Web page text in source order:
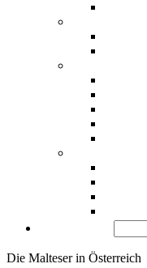
Die Malteser in Österreich